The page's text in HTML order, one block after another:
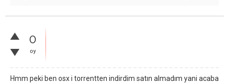
0
oy
Hmm peki ben osx i torrentten indirdim satın almadım yani acaba